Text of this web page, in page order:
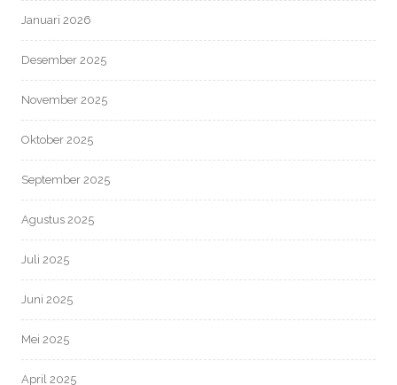
Januari 2026
Desember 2025
November 2025
Oktober 2025
September 2025
Agustus 2025
Juli 2025
Juni 2025
Mei 2025
April 2025